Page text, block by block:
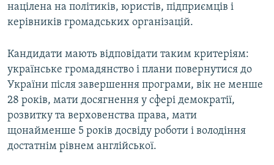
Усі сайти RFE/RL
націлена на політиків, юристів, підприємців і
керівників громадських організацій.
Кандидати мають відповідати таким критеріям:
українське громадянство і плани повернутися до
України після завершення програми, вік не менше
28 років, мати досягнення у сфері демократії,
розвитку та верховенства права, мати
щонайменше 5 років досвіду роботи і володіння
достатнім рівнем англійської.